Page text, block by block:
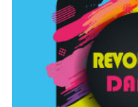
Rassegna di danza